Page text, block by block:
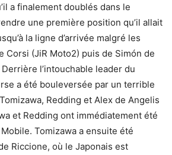
a finalement doublés dans le
une première position qu’il allait
la ligne d’arrivée malgré les
Corsi (JiR Moto2) puis de Simón de
l’intouchable leader du
a été bouleversée par un terrible
Redding et Alex de Angelis
et Redding ont immédiatement été
Tomizawa a ensuite été
Riccione, où le Japonais est